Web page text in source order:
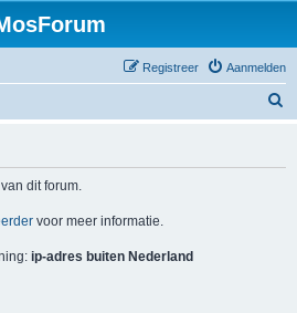
Aanmelden
Registreer
dit forum.
voor meer informatie.
ip-adres buiten Nederland